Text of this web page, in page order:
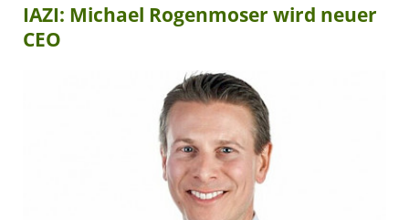
IAZI: Michael Rogenmoser wird neuer
CEO